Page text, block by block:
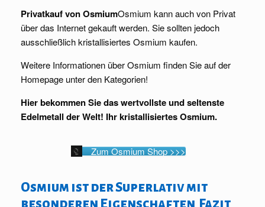
Privatkauf von OsmiumOsmium kann auch von Privat
über das Internet gekauft werden. Sie sollten jedoch
ausschließlich kristallisiertes Osmium kaufen.
Weitere Informationen über Osmium finden Sie auf der
Homepage unter den Kategorien!
Hier bekommen Sie das wertvollste und seltenste
Edelmetall der Welt! Ihr kristallisiertes Osmium.
Zum Osmium Shop >>>
Osmium ist der Superlativ mit
besonderen Eigenschaften Fazit